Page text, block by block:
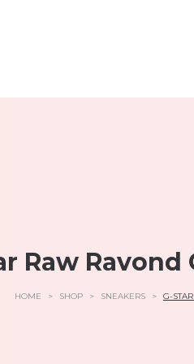
Raw
HOME > SHOP > SNEAKERS > G-